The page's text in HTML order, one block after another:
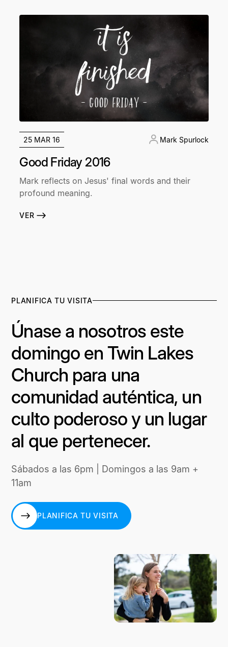
25 MAR 16 Mark Spurlock
Good Friday 2016
Mark reflects on Jesus' final words and their
profound meaning.
VER
PLANIFICA TU VISITA
Únase a nosotros este
domingo en Twin Lakes
Church para una
comunidad auténtica, un
culto poderoso y un lugar
al que pertenecer.
Sábados a las 6pm | Domingos a las 9am +
11am
PLANIFICA TU VISITA